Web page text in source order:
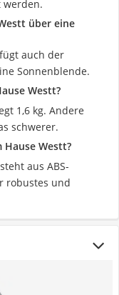
werden.
über eine
auch der
Sonnenblende.
Westt?
1,6 kg. Andere
schwerer.
Westt?
aus ABS-
robustes und